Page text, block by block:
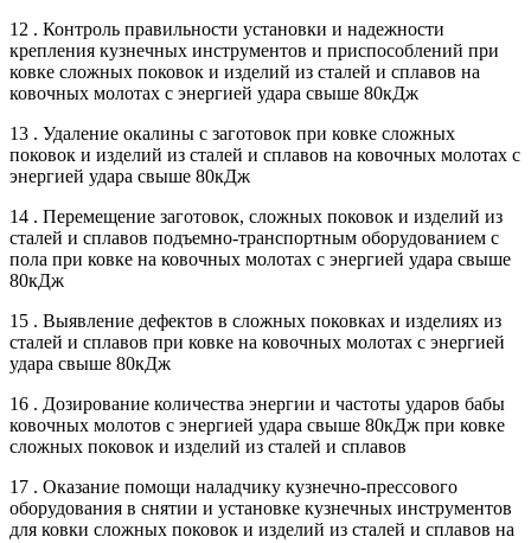
12 . Контроль правильности установки и надежности
крепления кузнечных инструментов и приспособлений при
ковке сложных поковок и изделий из сталей и сплавов на
ковочных молотах с энергией удара свыше 80кДж
13 . Удаление окалины с заготовок при ковке сложных
поковок и изделий из сталей и сплавов на ковочных молотах с
энергией удара свыше 80кДж
14 . Перемещение заготовок, сложных поковок и изделий из
сталей и сплавов подъемно-транспортным оборудованием с
пола при ковке на ковочных молотах с энергией удара свыше
80кДж
15 . Выявление дефектов в сложных поковках и изделиях из
сталей и сплавов при ковке на ковочных молотах с энергией
удара свыше 80кДж
16 . Дозирование количества энергии и частоты ударов бабы
ковочных молотов с энергией удара свыше 80кДж при ковке
сложных поковок и изделий из сталей и сплавов
17 . Оказание помощи наладчику кузнечно-прессового
оборудования в снятии и установке кузнечных инструментов
для ковки сложных поковок и изделий из сталей и сплавов на